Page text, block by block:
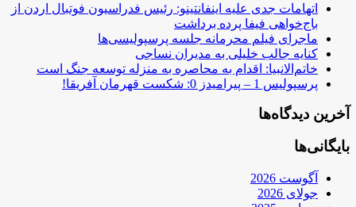
اتهامات جدی علیه اینفانتینو: رئیس فدراسیون فوتبال اردن از
باج‌خواهی فیفا پرده برداشت
ماجرای فیلم محرمانه جلسه پرسپولیسی‌ها
کنایه جالب خلیلی به مدیران نساجی
خاتم‌الانبیا: اقدام به محاصره به منزله توسعه جنگ است
پرسپولیس 1 – پیرامیدز 0: شکست قهرمان آفریقا!
آخرین دیدگاه‌ها
بایگانی‌ها
آگوست 2026
جولای 2026